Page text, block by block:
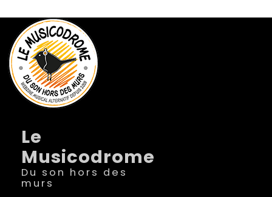
Le
Musicodrome
Du son hors des
murs